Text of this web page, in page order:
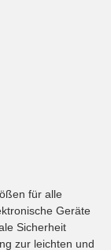
für alle
Geräte
Sicherheit
zur leichten und